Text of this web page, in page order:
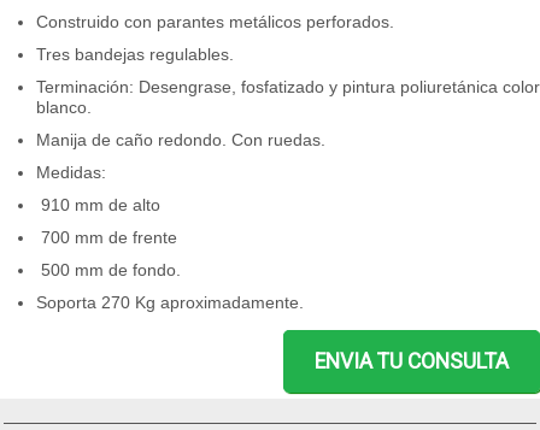
Construido con parantes metálicos perforados.
Tres bandejas regulables.
Terminación: Desengrase, fosfatizado y pintura poliuretánica color
blanco.
Manija de caño redondo. Con ruedas.
Medidas:
910 mm de alto
700 mm de frente
500 mm de fondo.
Soporta 270 Kg aproximadamente.
ENVIA TU CONSULTA